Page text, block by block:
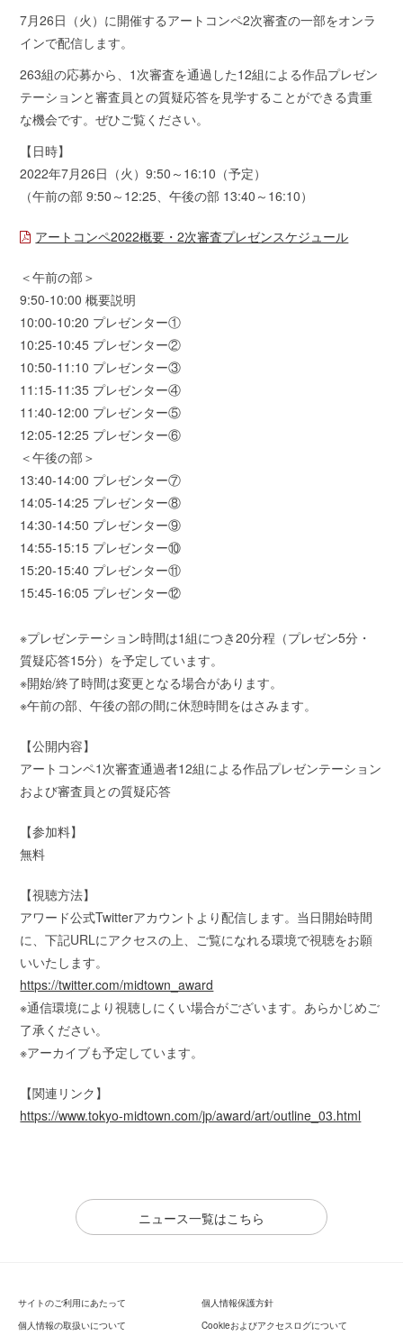
7月26日（火）に開催するアートコンペ2次審査の一部をオンラ
インで配信します。
263組の応募から、1次審査を通過した12組による作品プレゼン
テーションと審査員との質疑応答を見学することができる貴重
な機会です。ぜひご覧ください。
【日時】
2022年7月26日（火）9:50～16:10（予定）
（午前の部 9:50～12:25、午後の部 13:40～16:10）
アートコンペ2022概要・2次審査プレゼンスケジュール
＜午前の部＞
9:50-10:00 概要説明
10:00-10:20 プレゼンター①
10:25-10:45 プレゼンター②
10:50-11:10 プレゼンター③
11:15-11:35 プレゼンター④
11:40-12:00 プレゼンター⑤
12:05-12:25 プレゼンター⑥
＜午後の部＞
13:40-14:00 プレゼンター⑦
14:05-14:25 プレゼンター⑧
14:30-14:50 プレゼンター⑨
14:55-15:15 プレゼンター⑩
15:20-15:40 プレゼンター⑪
15:45-16:05 プレゼンター⑫
※プレゼンテーション時間は1組につき20分程（プレゼン5分・
質疑応答15分）を予定しています。
※開始/終了時間は変更となる場合があります。
※午前の部、午後の部の間に休憩時間をはさみます。
【公開内容】
アートコンペ1次審査通過者12組による作品プレゼンテーション
および審査員との質疑応答
【参加料】
無料
【視聴方法】
アワード公式Twitterアカウントより配信します。当日開始時間
に、下記URLにアクセスの上、ご覧になれる環境で視聴をお願
いいたします。
https://twitter.com/midtown_award
※通信環境により視聴しにくい場合がございます。あらかじめご
了承ください。
※アーカイブも予定しています。
【関連リンク】
https://www.tokyo-midtown.com/jp/award/art/outline_03.html
ニュース一覧はこちら
サイトのご利用にあたって
個人情報保護方針
個人情報の取扱いについて
Cookieおよびアクセスログについて